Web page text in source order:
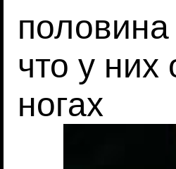
что у них
ногах